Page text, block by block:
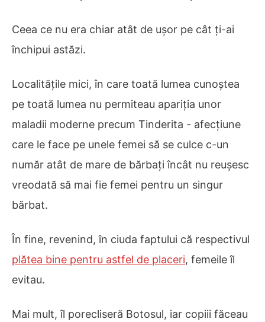
Ceea ce nu era chiar atât de ușor pe cât ți-ai
închipui astăzi.
Localitățile mici, în care toată lumea cunoștea
pe toată lumea nu permiteau apariția unor
maladii moderne precum Tinderita - afecțiune
care le face pe unele femei să se culce c-un
număr atât de mare de bărbați încât nu reușesc
vreodată să mai fie femei pentru un singur
bărbat.
În fine, revenind, în ciuda faptului că respectivul
plătea bine pentru astfel de placeri, femeile îl
evitau.
Mai mult, îl porecliseră Botosul, iar copiii făceau